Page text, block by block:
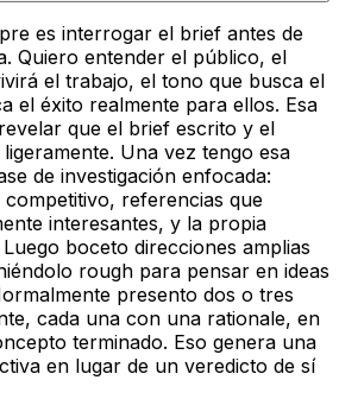
es interrogar el brief antes de
Quiero entender el público, el
el trabajo, el tono que busca el
el éxito realmente para ellos. Esa
que el brief escrito y el
Una vez tengo esa
de investigación enfocada:
referencias que
interesantes, y la propia
boceto direcciones amplias
rough para pensar en ideas
presento dos o tres
cada una con una rationale, en
terminado. Eso genera una
en lugar de un veredicto de sí